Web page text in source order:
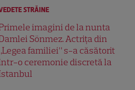
STRĂINE
imagini de la nunta
Sönmez. Actrița din
familiei” s-a căsătorit
o ceremonie discretă la